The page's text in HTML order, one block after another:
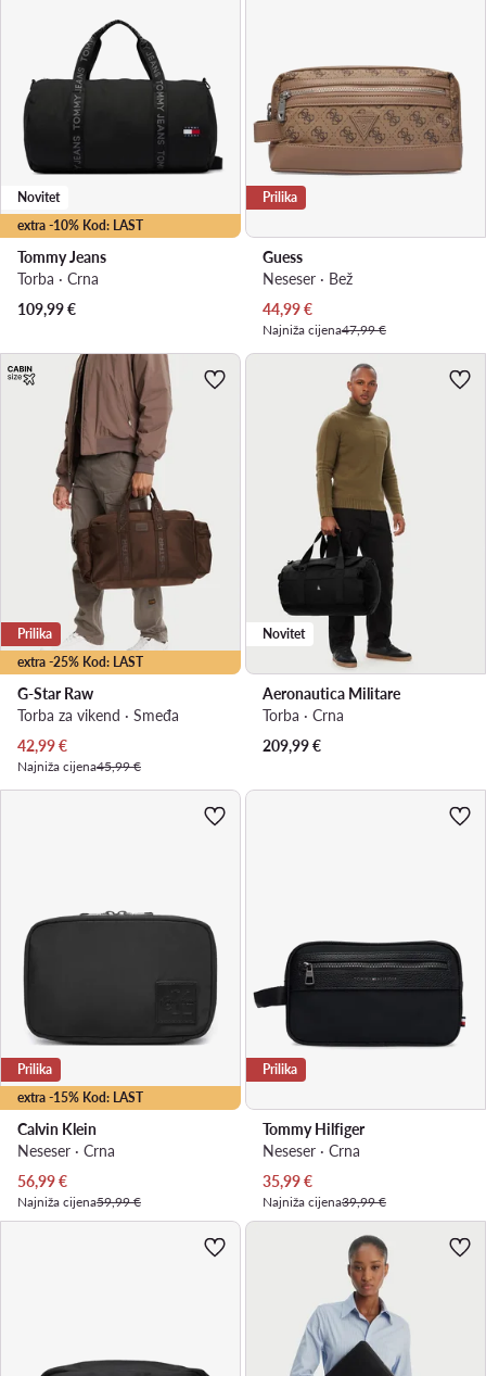
extra -10% Kod: LAST
Novitet
Tommy Jeans
Torba · Crna
109,99€
Prilika
Guess
Neseser · Bež
Trenutna cijena
44,99€
Najniža cijena47,99 €
extra -25% Kod: LAST
Prilika
G-Star Raw
Torba za vikend · Smeđa
Trenutna cijena
42,99€
Najniža cijena45,99 €
Novitet
Aeronautica Militare
Torba · Crna
209,99€
extra -15% Kod: LAST
Prilika
Calvin Klein
Neseser · Crna
Trenutna cijena
56,99€
Najniža cijena59,99 €
Prilika
Tommy Hilfiger
Neseser · Crna
Trenutna cijena
35,99€
Najniža cijena39,99 €